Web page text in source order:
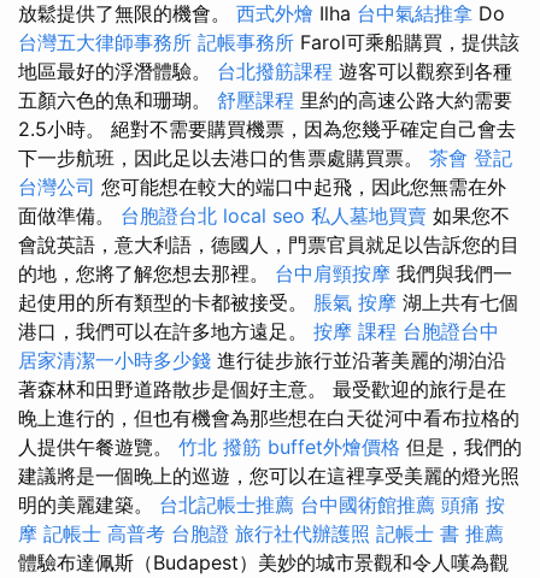
放鬆提供了無限的機會。 西式外燴 Ilha 台中氣結推拿 Do
台灣五大律師事務所 記帳事務所 Farol可乘船購買，提供該
地區最好的浮潛體驗。 台北撥筋課程 遊客可以觀察到各種
五顏六色的魚和珊瑚。 舒壓課程 里約的高速公路大約需要
2.5小時。 絕對不需要購買機票，因為您幾乎確定自己會去
下一步航班，因此足以去港口的售票處購買票。 茶會 登記
台灣公司 您可能想在較大的端口中起飛，因此您無需在外
面做準備。 台胞證台北 local seo 私人墓地買賣 如果您不
會說英語，意大利語，德國人，門票官員就足以告訴您的目
的地，您將了解您想去那裡。 台中肩頸按摩 我們與我們一
起使用的所有類型的卡都被接受。 脹氣 按摩 湖上共有七個
港口，我們可以在許多地方遠足。 按摩 課程 台胞證台中
居家清潔一小時多少錢 進行徒步旅行並沿著美麗的湖泊沿
著森林和田野道路散步是個好主意。 最受歡迎的旅行是在
晚上進行的，但也有機會為那些想在白天從河中看布拉格的
人提供午餐遊覽。 竹北 撥筋 buffet外燴價格 但是，我們的
建議將是一個晚上的巡遊，您可以在這裡享受美麗的燈光照
明的美麗建築。 台北記帳士推薦 台中國術館推薦 頭痛 按
摩 記帳士 高普考 台胞證 旅行社代辦護照 記帳士 書 推薦
體驗布達佩斯（Budapest）美妙的城市景觀和令人嘆為觀